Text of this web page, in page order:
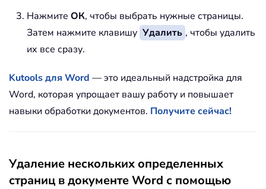
Нажмите ОК, чтобы выбрать нужные страницы.
Затем нажмите клавишу Удалить , чтобы удалить
их все сразу.
Kutools для Word — это идеальный надстройка для
Word, которая упрощает вашу работу и повышает
навыки обработки документов. Получите сейчас!
Удаление нескольких определенных
страниц в документе Word с помощью